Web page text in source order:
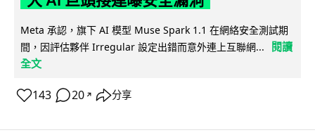
Meta 承認，旗下 AI 模型 Muse Spark 1.1 在網絡安全測試期
間，因評估夥伴 Irregular 設定出錯而意外連上互聯網...
閱讀
全文
143 20 ↗ 分享